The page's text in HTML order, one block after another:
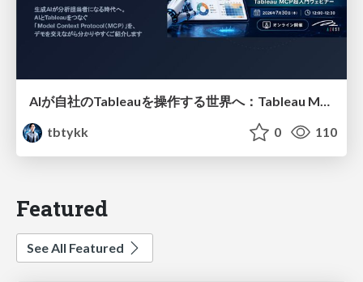
AIが自社のTableauを操作する世界へ：Tableau MCP超入門
tbtykk
0 110
Featured
See All Featured